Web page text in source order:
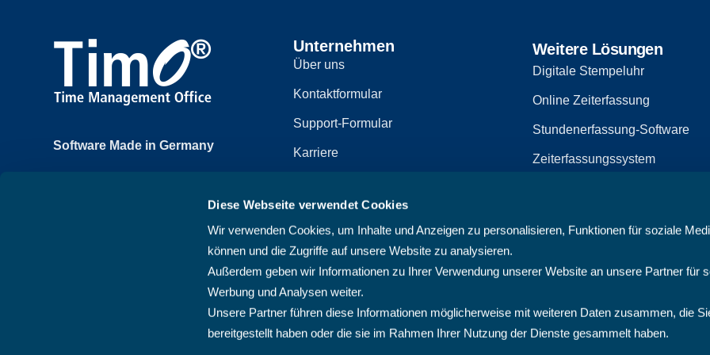
Diese Webseite verwendet Cookies
Wir verwenden Cookies, um Inhalte und Anzeigen zu personalisieren, Funktionen für soziale
können und die Zugriffe auf unsere Website zu analysieren.
Außerdem geben wir Informationen zu Ihrer Verwendung unserer Website an unsere Partner für
Werbung und Analysen weiter.
Unsere Partner führen diese Informationen möglicherweise mit weiteren Daten zusammen, die
bereitgestellt haben oder die sie im Rahmen Ihrer Nutzung der Dienste gesammelt haben.
Software Made in Germany
61250 Usingen, Deutschland
+49 6081 58600
Unternehmen
Über uns
Kontaktformular
Support-Formular
Karriere
Datenschutzerklärung
Sitemap
AGB
Weitere Lösungen
Digitale Stempeluhr
Online Zeiterfassung
Stundenerfassung-Software
Zeiterfassungssystem
PMO-Software
Cloud Projektmanagement-
Projektplanungssoftware